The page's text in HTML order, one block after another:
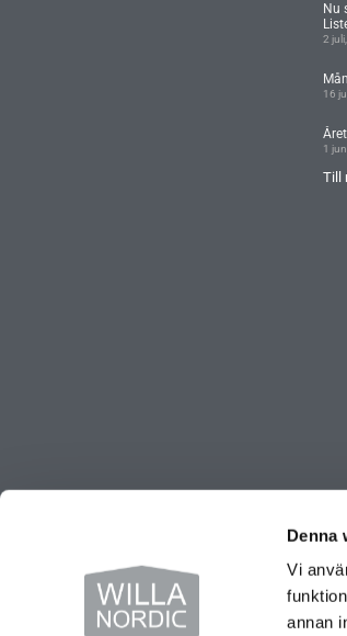
Denna
Vi
annan
Nu
2
16
1
Till
© Copyright 2026 Willa Nordic AB | All Rights Reserved